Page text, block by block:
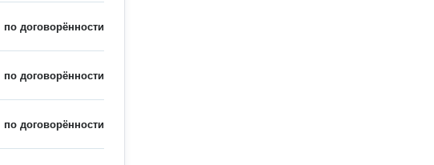
по договорённости
по договорённости
по договорённости